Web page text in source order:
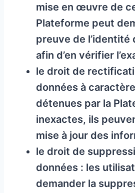
mise en œuvre de
Plateforme peut
preuve de l’identité
afin d’en vérifier
le droit de
données à
détenues par la
inexactes, ils
mise à jour des
le droit de
données : les
demander la